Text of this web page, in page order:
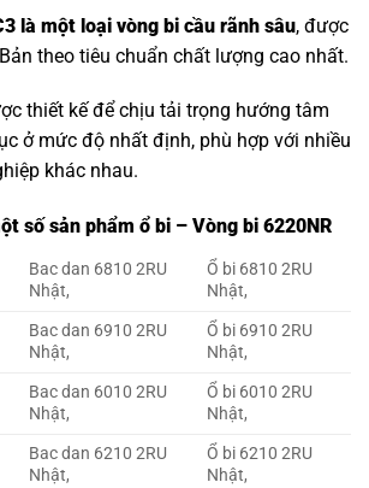
là một loại vòng bi cầu rãnh sâu, được
theo tiêu chuẩn chất lượng cao nhất.
thiết kế để chịu tải trọng hướng tâm
ở mức độ nhất định, phù hợp với nhiều
khác nhau.
số sản phẩm ổ bi – Vòng bi 6220NR
Bac dan 6810 2RU
Nhật,
Ổ bi 6810 2RU
Nhật,
Bac dan 6910 2RU
Nhật,
Ổ bi 6910 2RU
Nhật,
Bac dan 6010 2RU
Nhật,
Ổ bi 6010 2RU
Nhật,
Bac dan 6210 2RU
Nhật,
Ổ bi 6210 2RU
Nhật,